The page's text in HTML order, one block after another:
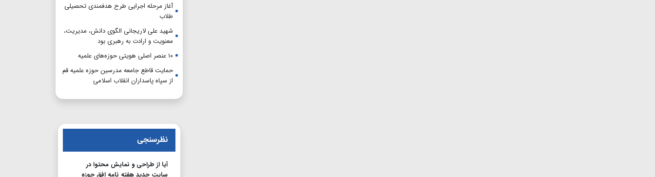
آغاز مرحله اجرایی طرح هدفمندی تحصیلی
طلاب
شهید علی لاریجانی الگوی دانش، مدیریت،
معنویت و ارادت به رهبری بود
۱۰ عنصر اصلی هویتی حوزه‌های علمیه
حمایت قاطع جامعه مدرسین حوزه علمیه قم
از سپاه پاسداران انقلاب اسلامی
نظرسنجی
آیا از طراحی و نمایش محتوا در
سایت جدید هفته نامه افق حوزه